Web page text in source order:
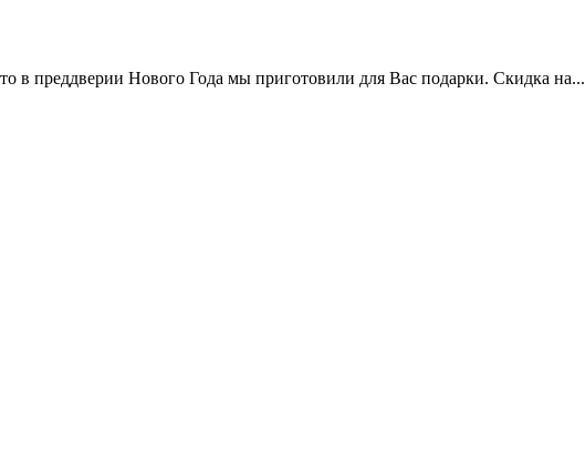
преддверии Нового Года мы приготовили для Вас подарки. Скидка на...